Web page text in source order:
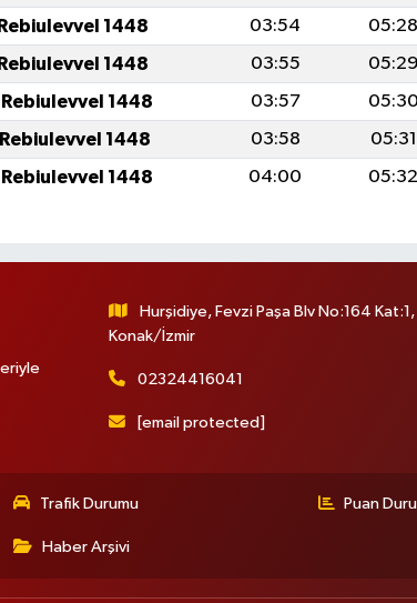
1448 03:54 05:28
1448 03:55 05:29
Rebiulevvel 1448 03:57 05:30
Rebiulevvel 1448 03:58 05:31
Rebiulevvel 1448 04:00 05:32
Hurşidiye, Fevzi Paşa Blv No:164
Konak/İzmir
02324416041
[email protected]
Trafik Durumu Puan
Haber Arşivi